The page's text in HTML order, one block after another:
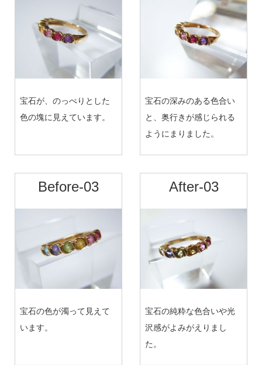
宝石が、のっぺりとした
色の塊に見えています。
宝石の深みのある色合い
と、奥行きが感じられる
ようにまりました。
Before-03
宝石の色が濁って見えて
います。
After-03
宝石の純粋な色合いや光
沢感がよみがえりまし
た。